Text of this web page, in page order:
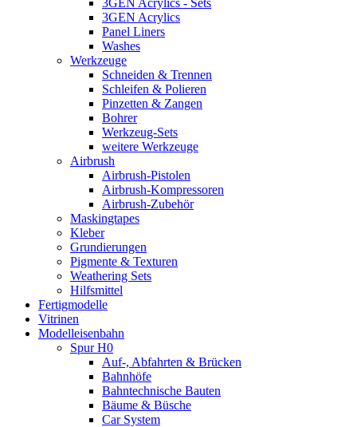
3GEN Acrylics - Sets
3GEN Acrylics
Panel Liners
Washes
Werkzeuge
Schneiden & Trennen
Schleifen & Polieren
Pinzetten & Zangen
Bohrer
Werkzeug-Sets
weitere Werkzeuge
Airbrush
Airbrush-Pistolen
Airbrush-Kompressoren
Airbrush-Zubehör
Maskingtapes
Kleber
Grundierungen
Pigmente & Texturen
Weathering Sets
Hilfsmittel
Fertigmodelle
Vitrinen
Modelleisenbahn
Spur H0
Auf-, Abfahrten & Brücken
Bahnhöfe
Bahntechnische Bauten
Bäume & Büsche
Car System